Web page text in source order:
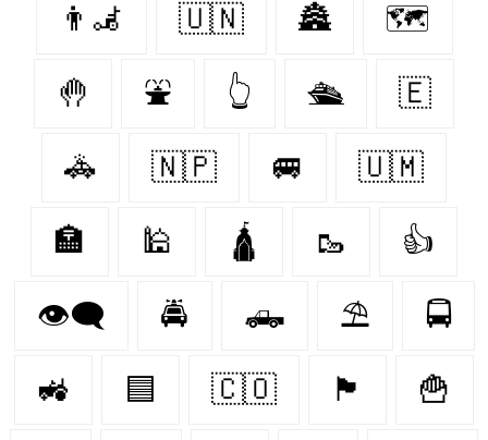
👨‍🦼‍️ 🇺🇳 🏯 🗺️
🤚 ⛲ 👆 🛳️ 🇪‌
🚓 🇳🇵 🚐 🇺🇲
🏣 🕌 🛕 🥾 👍
👁️‍🗨️ 🚔 🛻 ⛱️ 🚍
🚜 🟦 🇨🇴 🏴󠁧󠁢󠁳󠁣󠁴󠁿 🍟